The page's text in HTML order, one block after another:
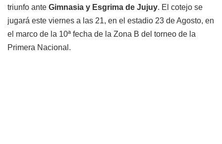
triunfo ante Gimnasia y Esgrima de Jujuy. El cotejo se
jugará este viernes a las 21, en el estadio 23 de Agosto, en
el marco de la 10ª fecha de la Zona B del torneo de la
Primera Nacional.